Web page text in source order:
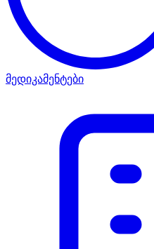
მედიკამენტები